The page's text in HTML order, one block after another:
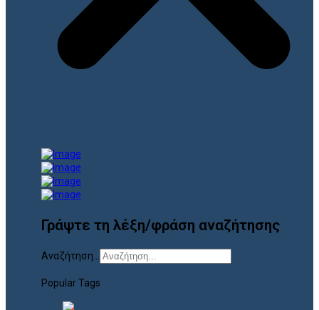
Γράψτε τη λέξη/φράση αναζήτησης
Αναζήτηση...
Popular Tags